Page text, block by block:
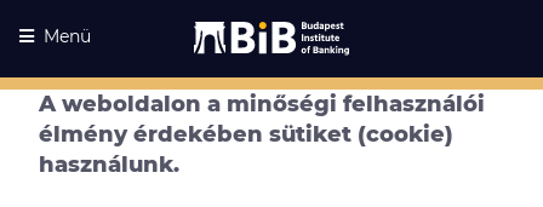
A weboldalon a minőségi felhasználói
élmény érdekében sütiket (cookie)
használunk.
Menü
Kurzusaink Kurzusaink
Minden témában